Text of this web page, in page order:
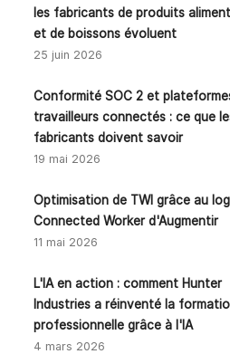
les fabricants de produits
et de boissons évoluent
25 juin 2026
Conformité SOC 2 et
travailleurs connectés : ce que
fabricants doivent savoir
19 mai 2026
Optimisation de TWI grâce au
Connected Worker d'Augmentir
11 mai 2026
L'IA en action : comment Hunter
Industries a réinventé la
professionnelle grâce à l'IA
4 mars 2026